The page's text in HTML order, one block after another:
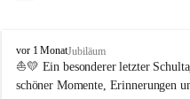
Unterrichtsqualität
Es ist uns wichtig …
V
o
l
vor 1 MonatJubiläum
⛵💛 Ein besonderer letzter
schöner Momente, Erinnerungen